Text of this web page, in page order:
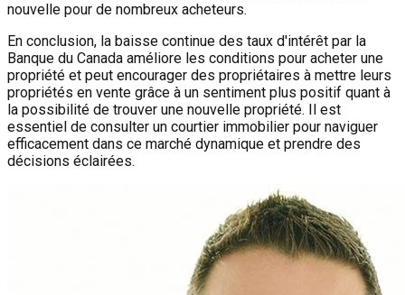
nouvelle pour de nombreux acheteurs.
En conclusion, la baisse continue des taux d'intérêt par la
Banque du Canada améliore les conditions pour acheter une
propriété et peut encourager des propriétaires à mettre leurs
propriétés en vente grâce à un sentiment plus positif quant à
la possibilité de trouver une nouvelle propriété. Il est
essentiel de consulter un courtier immobilier pour naviguer
efficacement dans ce marché dynamique et prendre des
décisions éclairées.